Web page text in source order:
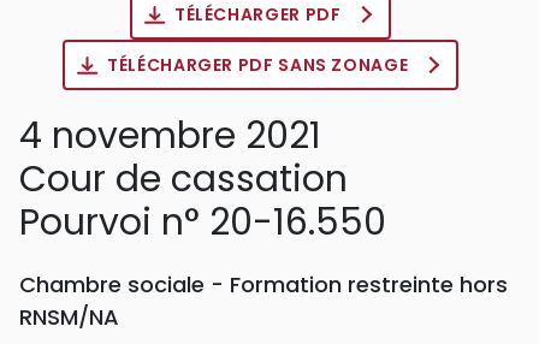
TÉLÉCHARGER PDF
TÉLÉCHARGER PDF SANS ZONAGE
4 novembre 2021
Cour de cassation
Pourvoi n° 20-16.550
Chambre sociale - Formation restreinte hors
RNSM/NA